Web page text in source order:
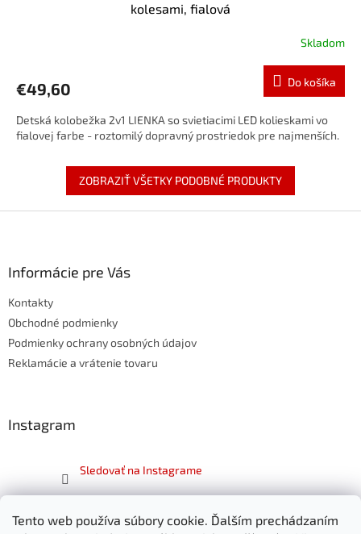
Tento web používa súbory cookie. Ďalším prechádzaním
kolesami, fialová
Skladom
€49,60 Do košíka
Detská kolobežka 2v1 LIENKA so svietiacimi LED kolieskami vo
fialovej farbe - roztomilý dopravný prostriedok pre najmenších.
ZOBRAZIŤ VŠETKY PODOBNÉ PRODUKTY
Informácie pre Vás
Kontakty
Obchodné podmienky
Podmienky ochrany osobných údajov
Reklamácie a vrátenie tovaru
Instagram
Sledovať na Instagrame
Facebook